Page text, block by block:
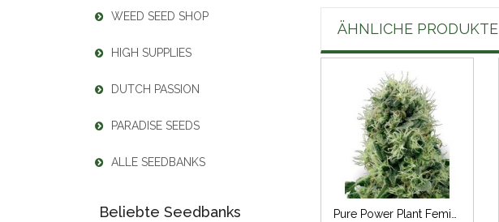
WEED SEED SHOP
HIGH SUPPLIES
DUTCH PASSION
PARADISE SEEDS
ALLE SEEDBANKS
Beliebte Seedbanks
ÄHNLICHE PRODUKTE